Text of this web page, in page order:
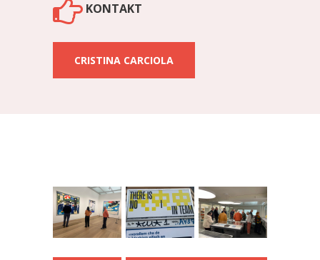
KONTAKT
CRISTINA CARCIOLA